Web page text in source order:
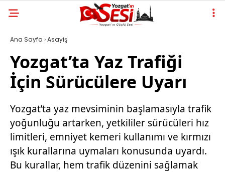
Ana Sayfa ›Asayiş
Yozgat’ta Yaz Trafiği
İçin Sürücülere Uyarı
Yozgat’ta yaz mevsiminin başlamasıyla trafik
yoğunluğu artarken, yetkililer sürücüleri hız
limitleri, emniyet kemeri kullanımı ve kırmızı
ışık kurallarına uymaları konusunda uyardı.
Bu kurallar, hem trafik düzenini sağlamak